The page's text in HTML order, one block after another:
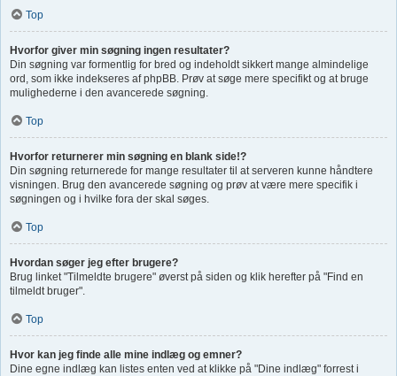
Top
Hvorfor giver min søgning ingen resultater?
Din søgning var formentlig for bred og indeholdt sikkert mange almindelige
ord, som ikke indekseres af phpBB. Prøv at søge mere specifikt og at bruge
mulighederne i den avancerede søgning.
Top
Hvorfor returnerer min søgning en blank side!?
Din søgning returnerede for mange resultater til at serveren kunne håndtere
visningen. Brug den avancerede søgning og prøv at være mere specifik i
søgningen og i hvilke fora der skal søges.
Top
Hvordan søger jeg efter brugere?
Brug linket "Tilmeldte brugere" øverst på siden og klik herefter på "Find en
tilmeldt bruger".
Top
Hvor kan jeg finde alle mine indlæg og emner?
Dine egne indlæg kan listes enten ved at klikke på "Dine indlæg" forrest i